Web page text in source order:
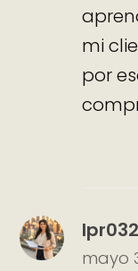
mi
por
mayo